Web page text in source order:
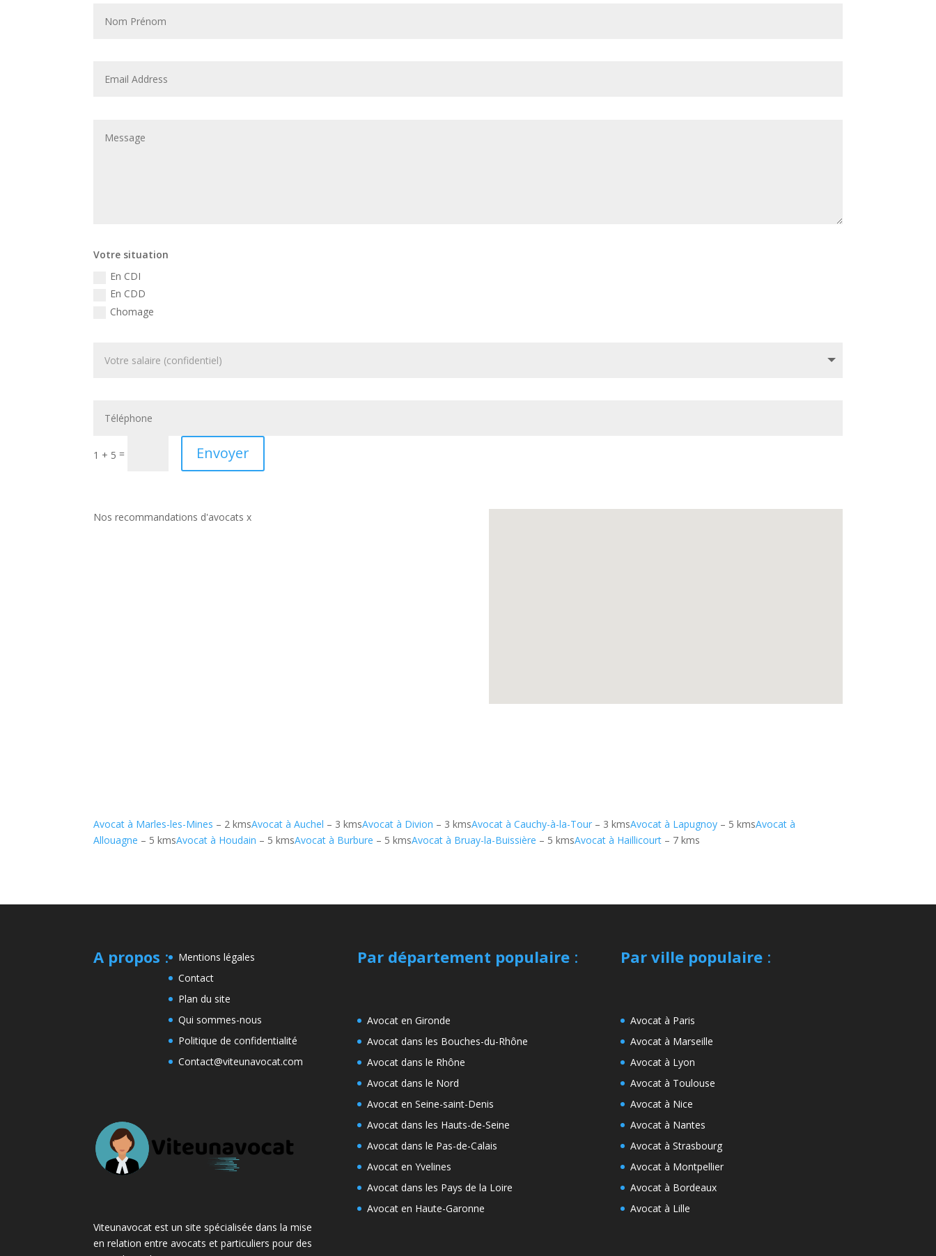
Votre situation
En CDI
En CDD
Chomage
1 + 5 = Envoyer
Nos recommandations d'avocats x
Avocat à Marles-les-Mines – 2 kmsAvocat à Auchel – 3 kmsAvocat à Divion – 3 kmsAvocat à Cauchy-à-la-Tour – 3 kmsAvocat à Lapugnoy – 5 kmsAvocat à
Allouagne – 5 kmsAvocat à Houdain – 5 kmsAvocat à Burbure – 5 kmsAvocat à Bruay-la-Buissière – 5 kmsAvocat à Haillicourt – 7 kms
A propos :
Mentions légales
Contact
Plan du site
Qui sommes-nous
Politique de confidentialité
Contact@viteunavocat.com
Viteunavocat est un site spécialisée dans la mise
en relation entre avocats et particuliers pour des
Par département populaire:
Avocat en Gironde
Avocat dans les Bouches-du-Rhône
Avocat dans le Rhône
Avocat dans le Nord
Avocat en Seine-saint-Denis
Avocat dans les Hauts-de-Seine
Avocat dans le Pas-de-Calais
Avocat en Yvelines
Avocat dans les Pays de la Loire
Avocat en Haute-Garonne
Par ville populaire:
Avocat à Paris
Avocat à Marseille
Avocat à Lyon
Avocat à Toulouse
Avocat à Nice
Avocat à Nantes
Avocat à Strasbourg
Avocat à Montpellier
Avocat à Bordeaux
Avocat à Lille